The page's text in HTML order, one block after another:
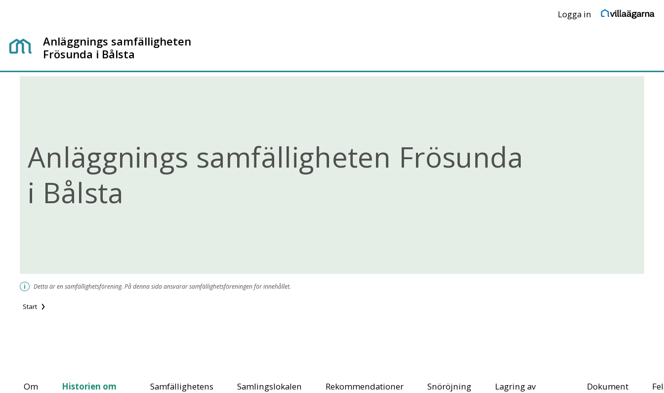
Logga in
Anläggnings samfälligheten
Frösunda i Bålsta
Anläggnings samfälligheten Frösunda
i Bålsta
i Detta är en samfällighetsförening. På denna sida ansvarar samfällighetsföreningen för innehållet.
Start
Om
Historien om
Samfällighetens
Samlingslokalen
Rekommendationer
Snöröjning
Lagring av
Dokument